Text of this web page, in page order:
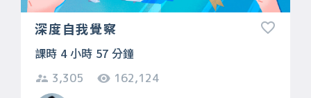
深度自我覺察
課時 4 小時 57 分鐘
3,305 162,124